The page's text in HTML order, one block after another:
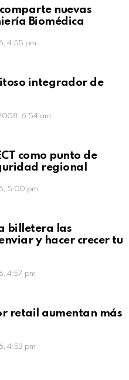
this post
nuevas
Biomédica
4:55 pm
integrador de
6:54 am
this postcomo punto de
regional
5:00 pm
Work
this post
billetera las
y hacer crecer tu
4:57 pm
retail aumentan más
4:53 pm